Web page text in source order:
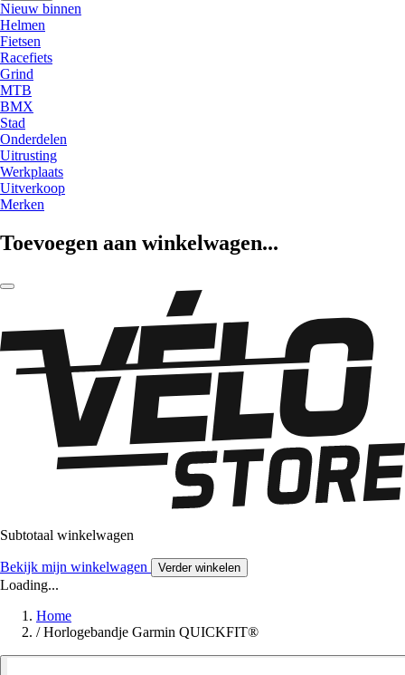
Nieuw binnen
Helmen
Fietsen
Racefiets
Grind
MTB
BMX
Stad
Onderdelen
Uitrusting
Werkplaats
Uitverkoop
Merken
Toevoegen aan winkelwagen...
Subtotaal winkelwagen
Bekijk mijn winkelwagen Verder winkelen
Loading...
Home
/ Horlogebandje Garmin QUICKFIT®